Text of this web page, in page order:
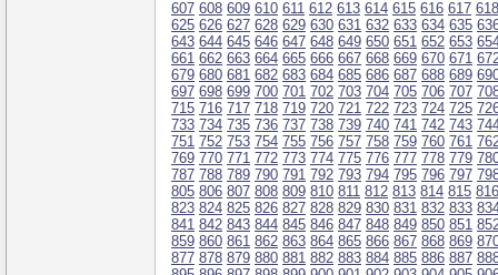
607 608 609 610 611 612 613 614 615 616 617 618
625 626 627 628 629 630 631 632 633 634 635
643 644 645 646 647 648 649 650 651 652 653
661 662 663 664 665 666 667 668 669 670 671
679 680 681 682 683 684 685 686 687 688 689
697 698 699 700 701 702 703 704 705 706 707
715 716 717 718 719 720 721 722 723 724 725
733 734 735 736 737 738 739 740 741 742 743
751 752 753 754 755 756 757 758 759 760 761
769 770 771 772 773 774 775 776 777 778 779
787 788 789 790 791 792 793 794 795 796 797
805 806 807 808 809 810 811 812 813 814 815 816
823 824 825 826 827 828 829 830 831 832 833
841 842 843 844 845 846 847 848 849 850 851
859 860 861 862 863 864 865 866 867 868 869
877 878 879 880 881 882 883 884 885 886 887